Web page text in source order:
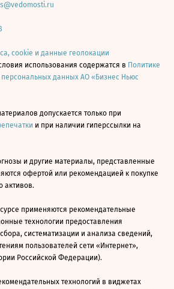
cookie и данные геолокации
использования содержатся в Политике
данных АО «Бизнес Ньюс
допускается только при
и при наличии гиперссылки на
и другие материалы, представленные
офертой или рекомендацией к покупке
активов.
применяются рекомендательные
технологии предоставления
систематизации и анализа сведений,
пользователей сети «Интернет»,
Российской Федерации).
технологий в виджетах